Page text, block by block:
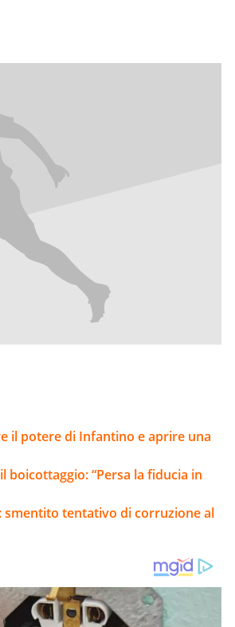
il potere di Infantino e aprire una
boicottaggio: “Persa la fiducia in
smentito tentativo di corruzione al